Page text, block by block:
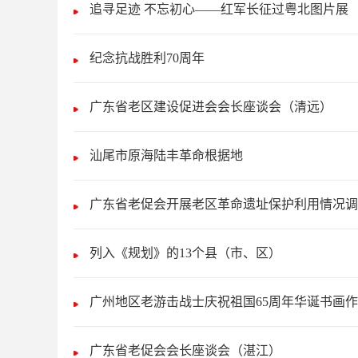
追寻足迹 不忘初心——红军长征过粤北图片展
纪念抗战胜利70周年
广东省老区建设促进会会长座谈会（清远）
汕尾市原海陆丰革命根据地
广东省老促会开展老区革命遗址保护利用情况
列入《规划》的13个县（市、区）
广州地区老游击战士庆祝祖国65周年华诞书画
广东省老促会会长座谈会（湛江）